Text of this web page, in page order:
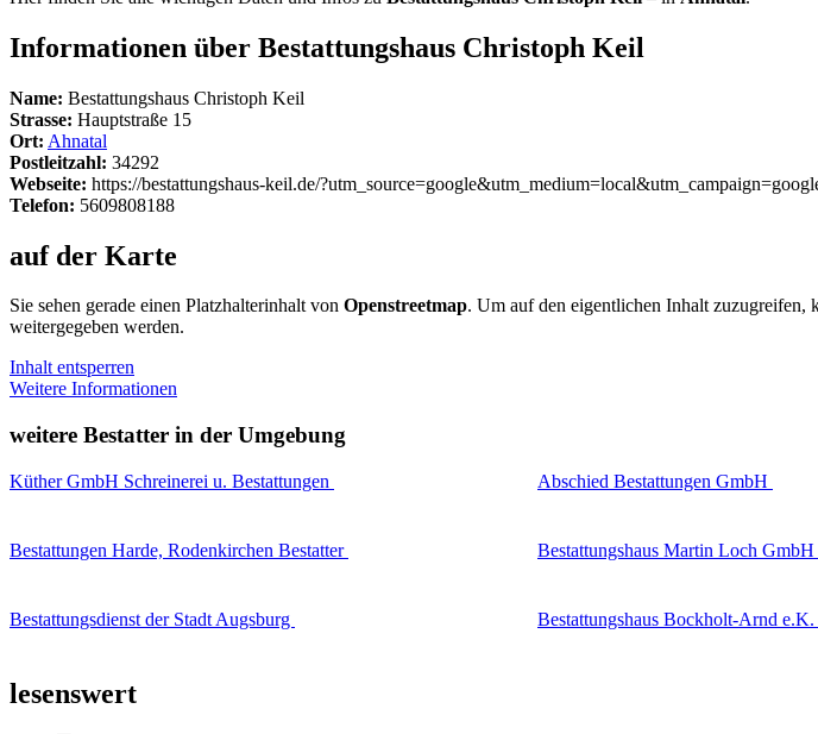
Informationen über Bestattungshaus Christoph Keil
Name: Bestattungshaus Christoph Keil
Strasse: Hauptstraße 15
Ort: Ahnatal
Postleitzahl: 34292
Webseite: https://bestattungshaus-keil.de/
Telefon: 5609808188
auf der Karte
Sie sehen gerade einen Platzhalterinhalt von Openstreetmap. Um auf den eigentlichen Inhalt zuzugreifen,
weitergegeben werden.
Inhalt entsperren
Weitere Informationen
weitere Bestatter in der Umgebung
Küther GmbH Schreinerei u. Bestattungen Abschied Bestattungen GmbH
Bestattungen Harde, Rodenkirchen Bestatter Bestattungshaus Martin Loch GmbH
Bestattungsdienst der Stadt Augsburg Bestattungshaus Bockholt-Arnd e.K.
lesenswert